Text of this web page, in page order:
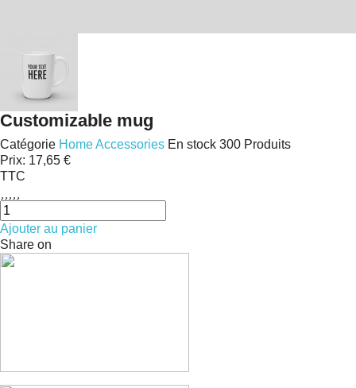
Customizable mug
Catégorie Home Accessories En stock 300 Produits
Prix: 17,65 €
TTC
Ajouter au panier
Share on